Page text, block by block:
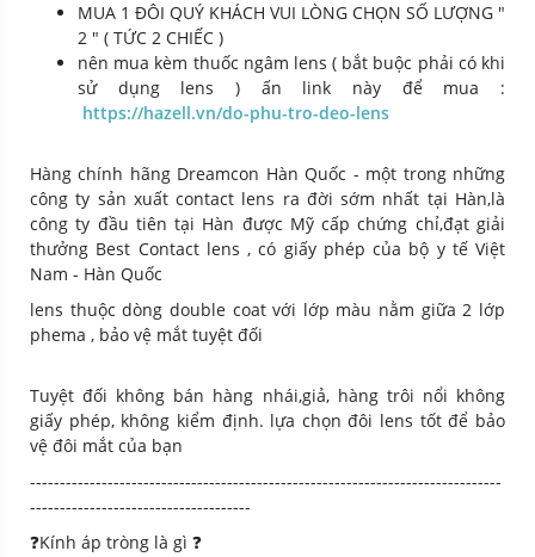
MUA 1 ĐÔI QUÝ KHÁCH VUI LÒNG CHỌN SỐ LƯỢNG "
2 " ( TỨC 2 CHIẾC )
nên mua kèm thuốc ngâm lens ( bắt buộc phải có khi
sử dụng lens ) ấn link này để mua :
https://hazell.vn/do-phu-tro-deo-lens
Hàng chính hãng Dreamcon Hàn Quốc - một trong những
công ty sản xuất contact lens ra đời sớm nhất tại Hàn,là
công ty đầu tiên tại Hàn được Mỹ cấp chứng chỉ,đạt giải
thưởng Best Contact lens , có giấy phép của bộ y tế Việt
Nam - Hàn Quốc
lens thuộc dòng double coat với lớp màu nằm giữa 2 lớp
phema , bảo vệ mắt tuyệt đối
Tuyệt đối không bán hàng nhái,giả, hàng trôi nổi không
giấy phép, không kiểm định. lựa chọn đôi lens tốt để bảo
vệ đôi mắt của bạn
-------------------------------------------------------------------------------
-------------------------------------
❓Kính áp tròng là gì ❓